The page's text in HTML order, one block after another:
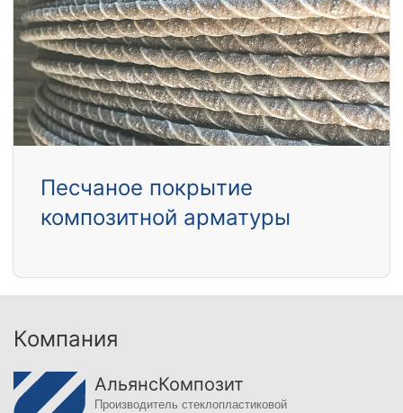
Песчаное покрытие
композитной арматуры
Компания
АльянсКомпозит
Производитель стеклопластиковой